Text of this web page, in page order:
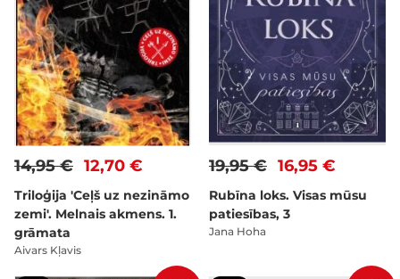
12,70 €
14,95 €
Triloģija 'Ceļš uz nezināmo
zemi'. Melnais akmens. 1.
grāmata
Aivars Kļavis
16,95 €
19,95 €
Rubīna loks. Visas mūsu
patiesības, 3
Jana Hoha